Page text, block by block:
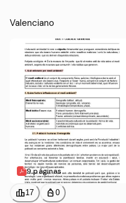
Valenciano
9 páginas
leaderboard17 personal_bag 0